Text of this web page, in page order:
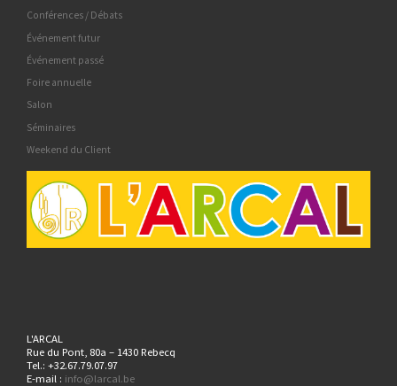
Conférences / Débats
Événement futur
Événement passé
Foire annuelle
Salon
Séminaires
Weekend du Client
L'ARCAL
Rue du Pont, 80a – 1430 Rebecq
Tel.: +32.67.79.07.97
E-mail : info@larcal.be